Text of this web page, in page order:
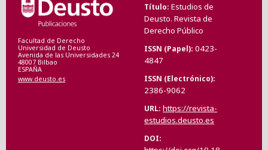
Facultad de Derecho
Universidad de Deusto
Avenida de las Universidades 24
48007 Bilbao
ESPAÑA
www.deusto.es
Título Estudios de
Deusto. Revista de
Derecho Público
ISSN (Papel) 0423-
4847
ISSN (Electrónico)
2386-9062
URL https://revista-
estudios.deusto.es
DOI